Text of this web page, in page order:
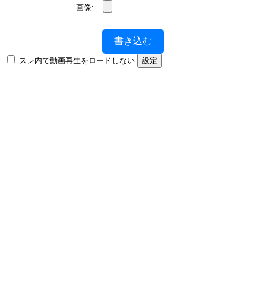
画像:
書き込む
スレ内で動画再生をロードしない